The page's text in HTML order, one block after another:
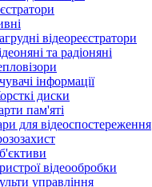
відеореєстратори
та радіоняні
інформації
диски
пам'яті
для відеоспостереження
відеообробки
управління